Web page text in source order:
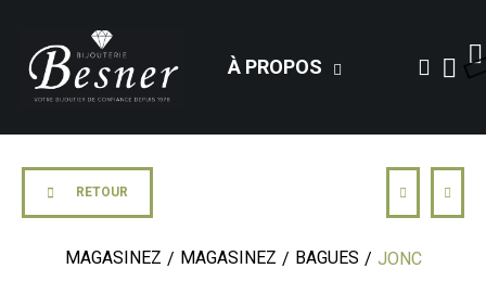
À PROPOS
RETOUR
MAGASINEZ MAGASINEZ BAGUES JONC